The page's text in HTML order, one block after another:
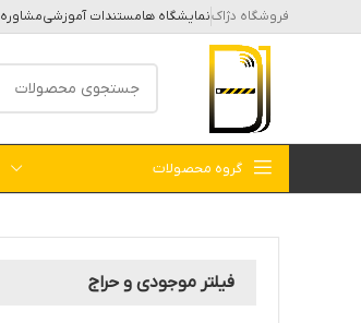
فروشگاه دژاکنمایشگاه هامستندات آموزشیمشاوره
گروه محصولات
فیلتر موجودی و حراج